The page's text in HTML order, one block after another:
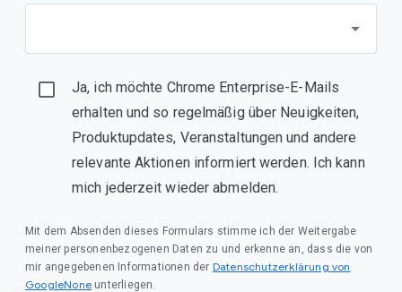
Ja, ich möchte Chrome Enterprise-E-Mails
erhalten und so regelmäßig über Neuigkeiten,
Produktupdates, Veranstaltungen und andere
relevante Aktionen informiert werden. Ich kann
mich jederzeit wieder abmelden.
Mit dem Absenden dieses Formulars stimme ich der Weitergabe
meiner personenbezogenen Daten zu und erkenne an, dass die von
mir angegebenen Informationen der Datenschutzerklärung von
GoogleNone unterliegen.